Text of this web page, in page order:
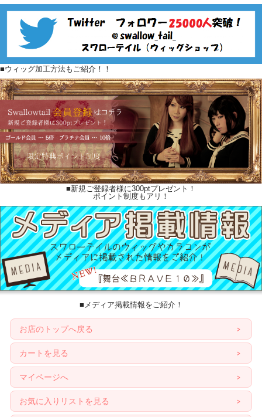
■ウィッグ加工方法もご紹介！！
■新規ご登録者様に300ptプレゼント！
ポイント制度もアリ！
■メディア掲載情報をご紹介！
お店のトップへ戻る
カートを見る
マイページへ
お気に入りリストを見る